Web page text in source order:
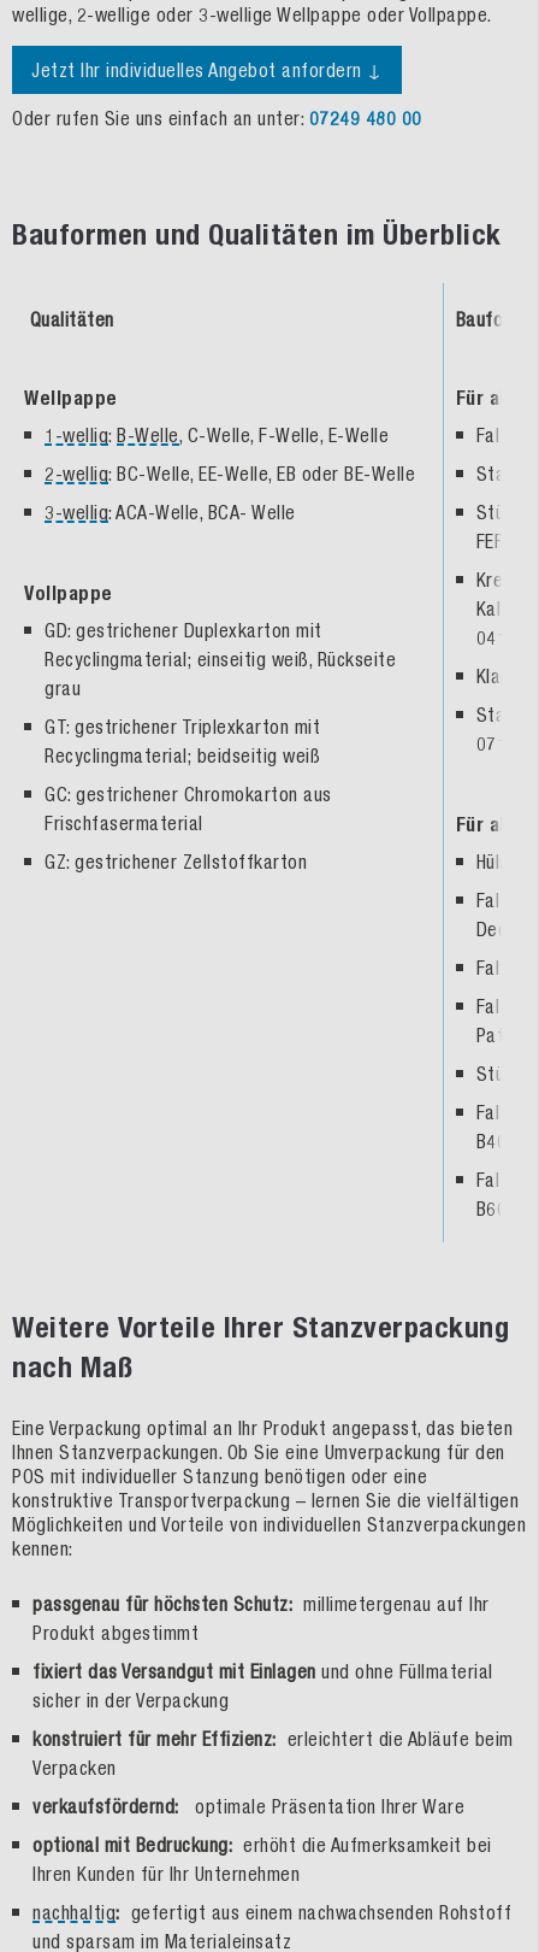
wellige, 2-wellige oder 3-wellige Wellpappe oder Vollpappe.
Jetzt Ihr individuelles Angebot anfordern ↓
Oder rufen Sie uns einfach an unter: 07249 480 00
Bauformen und Qualitäten im Überblick
Qualitäten
Wellpappe
1-wellig: B-Welle, C-Welle, F-Welle, E-Welle
2-wellig: BC-Welle, EE-Welle, EB oder BE-Welle
3-wellig: ACA-Welle, BCA- Welle
Vollpappe
GD: gestrichener Duplexkarton mit
Recyclingmaterial; einseitig weiß, Rückseite
grau
GT: gestrichener Triplexkarton mit
Recyclingmaterial; beidseitig weiß
GC: gestrichener Chromokarton aus
Frischfasermaterial
GZ: gestrichener Zellstoffkarton
Für alle
FEFCO
0412
0711,
Für alle
Hülsen
B4020
B6020
Weitere Vorteile Ihrer Stanzverpackung
nach Maß
Eine Verpackung optimal an Ihr Produkt angepasst, das bieten
Ihnen Stanzverpackungen. Ob Sie eine Umverpackung für den
POS mit individueller Stanzung benötigen oder eine
konstruktive Transportverpackung – lernen Sie die vielfältigen
Möglichkeiten und Vorteile von individuellen Stanzverpackungen
kennen:
passgenau für höchsten Schutz: millimetergenau auf Ihr
Produkt abgestimmt
fixiert das Versandgut mit Einlagen und ohne Füllmaterial
sicher in der Verpackung
konstruiert für mehr Effizienz: erleichtert die Abläufe beim
Verpacken
verkaufsfördernd: optimale Präsentation Ihrer Ware
optional mit Bedruckung: erhöht die Aufmerksamkeit bei
Ihren Kunden für Ihr Unternehmen
nachhaltig: gefertigt aus einem nachwachsenden Rohstoff
und sparsam im Materialeinsatz